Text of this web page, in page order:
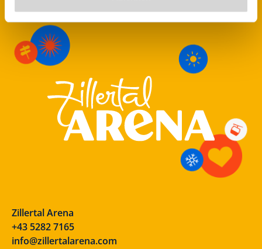
Zillertal Arena
+43 5282 7165
info@zillertalarena.com